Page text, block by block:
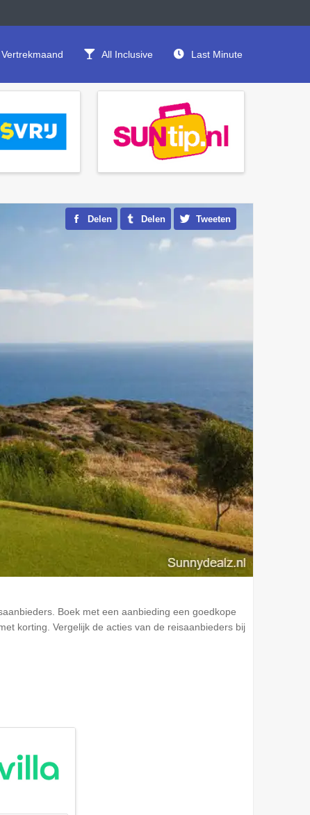
Vertrekmaand All Inclusive Last Minute
Delen Delen Tweeten
Boek met een aanbieding een goedkope
korting. Vergelijk de acties van de reisaanbieders bij